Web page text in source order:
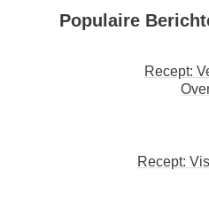
Populaire
Recept:
Recept: